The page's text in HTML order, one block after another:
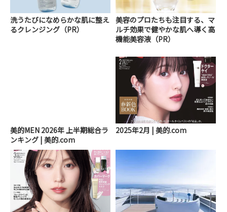
洗うたびになめらかな肌に整え
るクレンジング（PR）
美容のプロたちも注目する、マ
ルチ効果で健やかな肌へ導く高
機能美容液（PR）
美的MEN 2026年 上半期総合ラ
ンキング | 美的.com
2025年2月 | 美的.com